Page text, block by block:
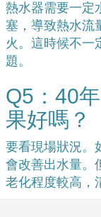
熱水器需要一定
塞，導致熱水流
火。這時候不一
題。
Q5：40
果好嗎？
要看現場狀況。
會改善出水量。
老化程度較高，